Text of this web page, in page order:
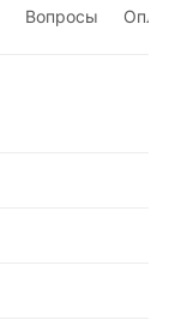
Вопросы